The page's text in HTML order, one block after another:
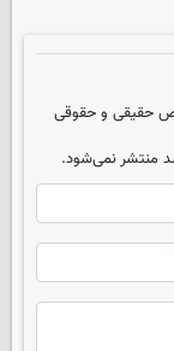
حقیقی و حقوقی
منتشر نمی‌شود.